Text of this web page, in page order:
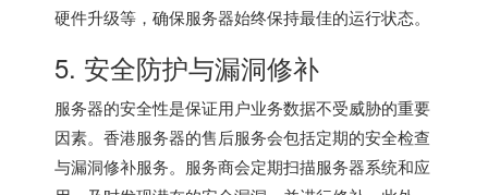
硬件升级等，确保服务器始终保持最佳的运行状态。
5. 安全防护与漏洞修补
服务器的安全性是保证用户业务数据不受威胁的重要
因素。香港服务器的售后服务会包括定期的安全检查
与漏洞修补服务。服务商会定期扫描服务器系统和应